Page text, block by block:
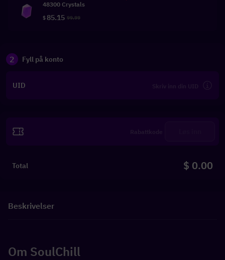
48300 Crystals
$ 85.15 99.99
2 Fyll på konto
UID
Total $ 0.00
Beskrivelser
Om SoulChill